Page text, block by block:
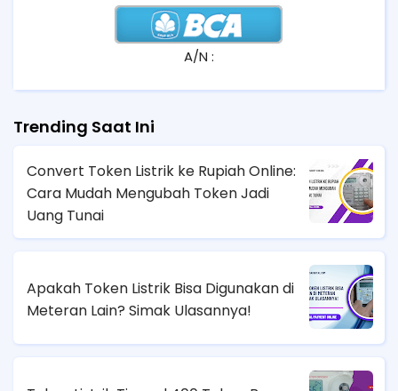
A/N :
Trending Saat Ini
Convert Token Listrik ke Rupiah Online:
Cara Mudah Mengubah Token Jadi
Uang Tunai
Apakah Token Listrik Bisa Digunakan di
Meteran Lain? Simak Ulasannya!